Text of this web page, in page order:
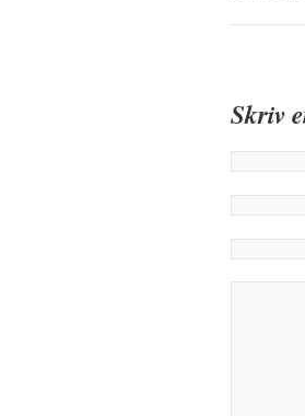
Skriv